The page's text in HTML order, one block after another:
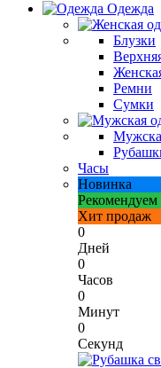
Одежда
Блузки
Ремни
Сумки
Часы
Новинка
Рекомендуем
Хит продаж
0
Дней
0
Часов
0
Минут
0
Секунд